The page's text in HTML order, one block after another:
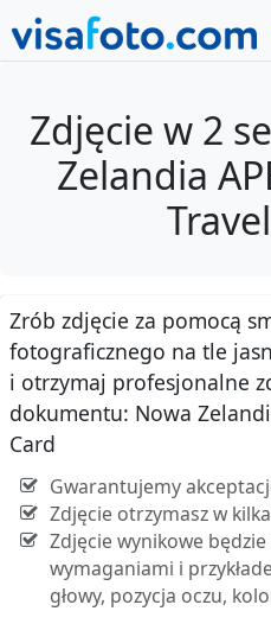
Zdjęcie w 2
Zelandia
Zrób zdjęcie za pomocą
fotograficznego na tle
i otrzymaj profesjonalne
dokumentu: Nowa
Card
Gwarantujemy
Zdjęcie otrzymasz w
Zdjęcie wynikowe
wymaganiami i
głowy, pozycja oczu,